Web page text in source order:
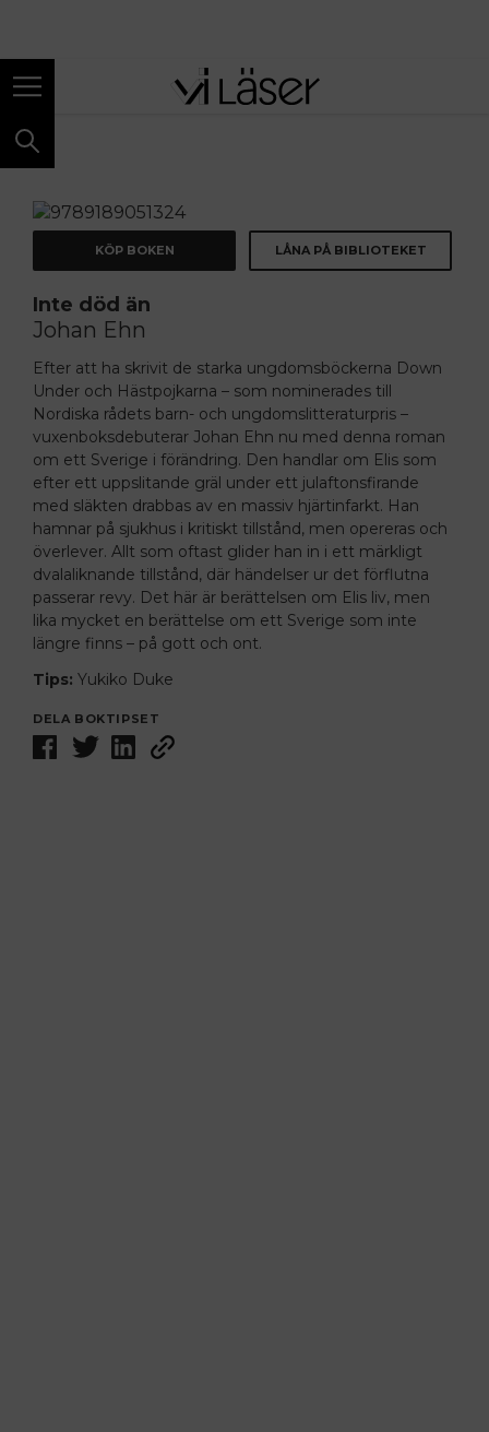
KÖP BOKEN LÅNA PÅ BIBLIOTEKET
Inte död än
Johan Ehn
Efter att ha skrivit de starka ungdomsböckerna Down
Under och Hästpojkarna – som nominerades till
Nordiska rådets barn- och ungdomslitteraturpris –
vuxenboksdebuterar Johan Ehn nu med denna roman
om ett Sverige i förändring. Den handlar om Elis som
efter ett uppslitande gräl under ett julaftonsfirande
med släkten drabbas av en massiv hjärtinfarkt. Han
hamnar på sjukhus i kritiskt tillstånd, men opereras och
överlever. Allt som oftast glider han in i ett märkligt
dvalaliknande tillstånd, där händelser ur det förflutna
passerar revy. Det här är berättelsen om Elis liv, men
lika mycket en berättelse om ett Sverige som inte
längre finns – på gott och ont.
Tips: Yukiko Duke
DELA BOKTIPSET